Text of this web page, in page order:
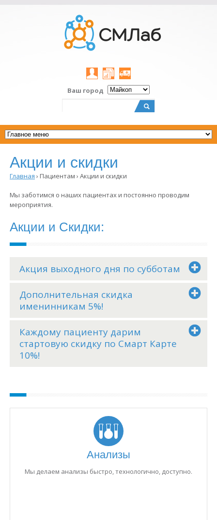
Личный
кабинет
Результаты
on-
Заказать
выезд
Ваш город
поиска
Акции и скидки
Вы
здесь
Главная › Пациентам › Акции и скидки
Мы заботимся о наших пациентах и постоянно проводим
мероприятия.
Акции и Скидки:
Акция выходного дня по субботам
Дополнительная скидка
именинникам 5%!
Каждому пациенту дарим
стартовую скидку по Смарт Карте
10%!
Анализы
Мы делаем анализы быстро, технологично, доступно.